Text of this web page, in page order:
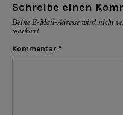
Schreibe einen
Deine E-Mail-Adresse wird nicht
markiert
Kommentar *